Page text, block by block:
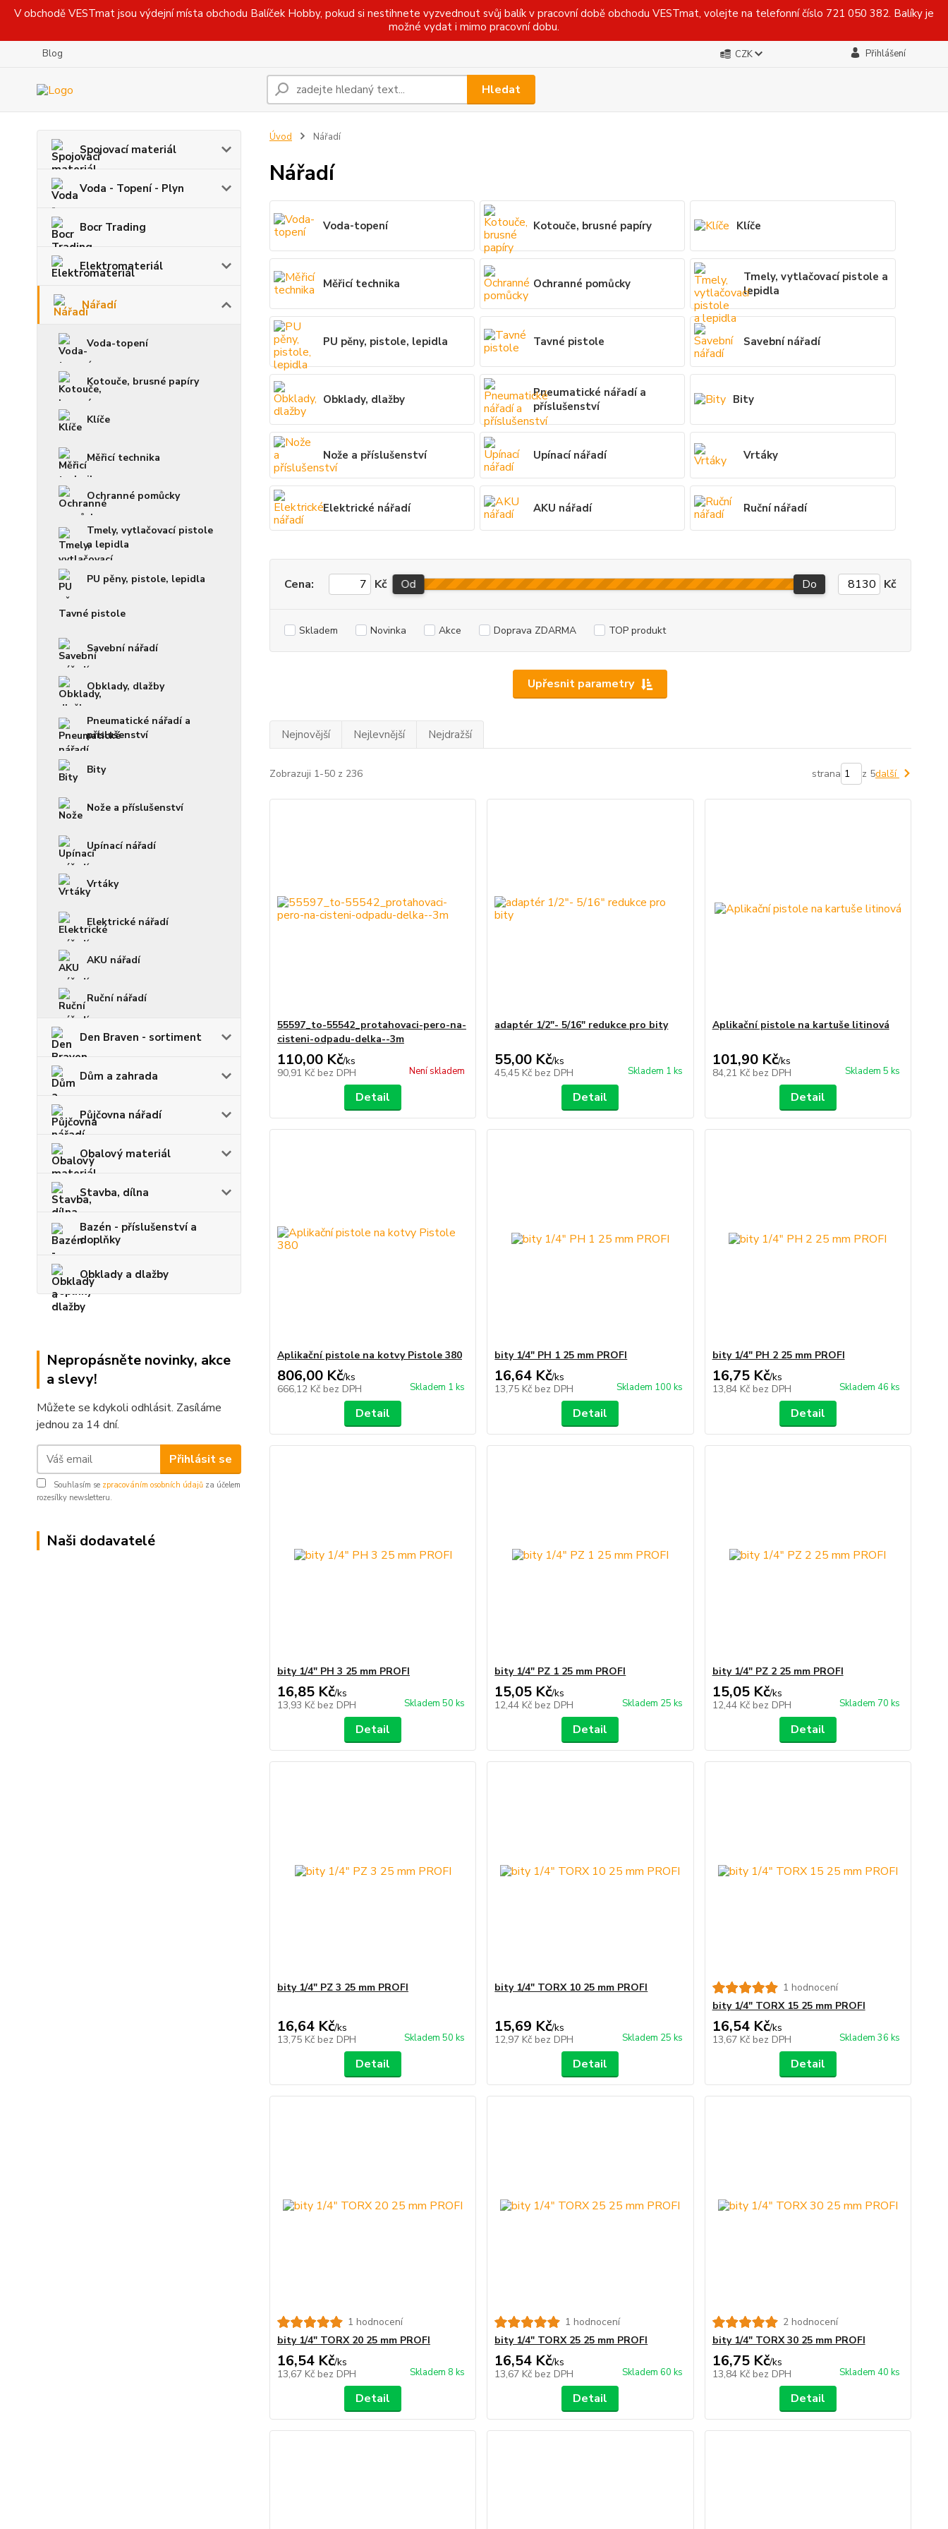
V obchodě VESTmat jsou výdejní místa obchodu Balíček Hobby, pokud si nestihnete vyzvednout svůj balík v pracovní době obchodu VESTmat, volejte na telefonní číslo 721 050 382. Balíky je
možné vydat i mimo pracovní dobu.
Blog CZK Přihlášení
Hledat
Spojovací materiál
Voda - Topení - Plyn
Bocr Trading
Elektromateriál
Nářadí
Voda-topení
Kotouče, brusné papíry
Klíče
Měřicí technika
Ochranné pomůcky
Tmely, vytlačovací pistole
a lepidla
PU pěny, pistole, lepidla
Tavné pistole
Savební nářadí
Obklady, dlažby
Pneumatické nářadí a
příslušenství
Bity
Nože a příslušenství
Upínací nářadí
Vrtáky
Elektrické nářadí
AKU nářadí
Ruční nářadí
Den Braven - sortiment
Dům a zahrada
Půjčovna nářadí
Obalový materiál
Stavba, dílna
Bazén - příslušenství a
doplňky
Obklady a dlažby
Nepropásněte novinky, akce
a slevy!
Můžete se kdykoli odhlásit. Zasíláme
jednou za 14 dní.
Přihlásit se
Souhlasím se zpracováním osobních údajů za účelem
rozesílky newsletteru.
Naši dodavatelé
Úvod Nářadí
Nářadí
Voda-topení Kotouče, brusné papíry Klíče
Měřicí technika Ochranné pomůcky
Tmely, vytlačovací pistole a
lepidla
PU pěny, pistole, lepidla Tavné pistole Savební nářadí
Obklady, dlažby
Pneumatické nářadí a
příslušenství
Bity
Nože a příslušenství Upínací nářadí Vrtáky
Elektrické nářadí AKU nářadí Ruční nářadí
Upřesnit parametry
Cena: Kč Od Do Kč
Skladem Novinka Akce Doprava ZDARMA TOP produkt
Nejnovější Nejlevnější Nejdražší
Zobrazuji 1-50 z 236 strana z 5další
55597_to-55542_protahovaci-pero-na-
cisteni-odpadu-delka--3m
110,00 Kč/ks
90,91 Kč bez DPH Není skladem
Detail
adaptér 1/2"- 5/16" redukce pro bity
55,00 Kč/ks
45,45 Kč bez DPH Skladem 1 ks
Detail
Aplikační pistole na kartuše litinová
101,90 Kč/ks
84,21 Kč bez DPH Skladem 5 ks
Detail
Aplikační pistole na kotvy Pistole 380
806,00 Kč/ks
666,12 Kč bez DPH Skladem 1 ks
Detail
bity 1/4" PH 1 25 mm PROFI
16,64 Kč/ks
13,75 Kč bez DPH Skladem 100 ks
Detail
bity 1/4" PH 2 25 mm PROFI
16,75 Kč/ks
13,84 Kč bez DPH Skladem 46 ks
Detail
bity 1/4" PH 3 25 mm PROFI
16,85 Kč/ks
13,93 Kč bez DPH Skladem 50 ks
Detail
bity 1/4" PZ 1 25 mm PROFI
15,05 Kč/ks
12,44 Kč bez DPH Skladem 25 ks
Detail
bity 1/4" PZ 2 25 mm PROFI
15,05 Kč/ks
12,44 Kč bez DPH Skladem 70 ks
Detail
bity 1/4" PZ 3 25 mm PROFI
16,64 Kč/ks
13,75 Kč bez DPH Skladem 50 ks
Detail
bity 1/4" TORX 10 25 mm PROFI
15,69 Kč/ks
12,97 Kč bez DPH Skladem 25 ks
Detail
1 hodnocení
bity 1/4" TORX 15 25 mm PROFI
16,54 Kč/ks
13,67 Kč bez DPH Skladem 36 ks
Detail
1 hodnocení
bity 1/4" TORX 20 25 mm PROFI
16,54 Kč/ks
13,67 Kč bez DPH Skladem 8 ks
Detail
1 hodnocení
bity 1/4" TORX 25 25 mm PROFI
16,54 Kč/ks
13,67 Kč bez DPH Skladem 60 ks
Detail
2 hodnocení
bity 1/4" TORX 30 25 mm PROFI
16,75 Kč/ks
13,84 Kč bez DPH Skladem 40 ks
Detail